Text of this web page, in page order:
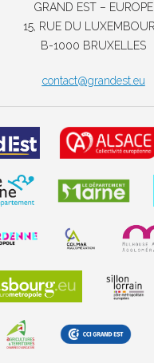
GRAND EST – EUROPE
15, RUE DU
B-1000 BRUXELLES
contact@grandest.eu